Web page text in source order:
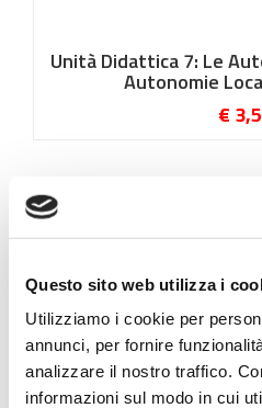
Questo sito web utilizza i
Utilizziamo i cookie per
annunci, per fornire
analizzare il nostro traffico.
informazioni sul modo in cui
Unità Didattica 7: Le
Autonomie
€